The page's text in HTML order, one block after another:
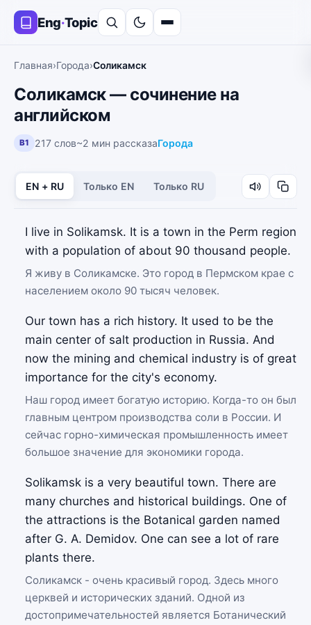
Eng·Topic
Главная›Города›Соликамск
Соликамск — сочинение на
английском
B1 217 слов~2 мин рассказаГорода
EN + RU Только EN Только RU
I live in Solikamsk. It is a town in the Perm region
with a population of about 90 thousand people.
Я живу в Соликамске. Это город в Пермском крае с
населением около 90 тысяч человек.
Our town has a rich history. It used to be the
main center of salt production in Russia. And
now the mining and chemical industry is of great
importance for the city's economy.
Наш город имеет богатую историю. Когда-то он был
главным центром производства соли в России. И
сейчас горно-химическая промышленность имеет
большое значение для экономики города.
Solikamsk is a very beautiful town. There are
many churches and historical buildings. One of
the attractions is the Botanical garden named
after G. A. Demidov. One can see a lot of rare
plants there.
Соликамск - очень красивый город. Здесь много
церквей и исторических зданий. Одной из
достопримечательностей является Ботанический